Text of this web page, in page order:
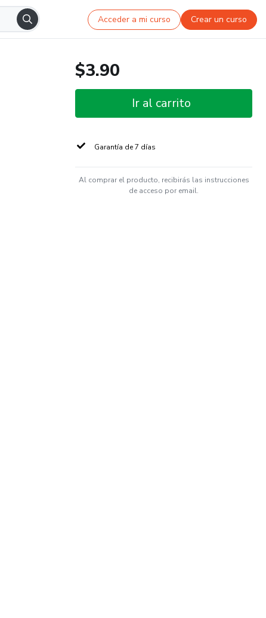
Acceder a mi curso Crear un curso
$3.90
Ir al carrito
Garantía de 7 días
Al comprar el producto, recibirás las instrucciones
de acceso por email.